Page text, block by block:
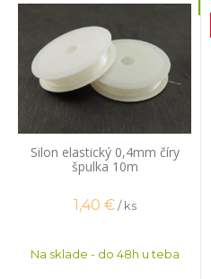
Silon elastický 0,4mm číry
špulka 10m
1,40 € / ks
Na sklade - do 48h u teba